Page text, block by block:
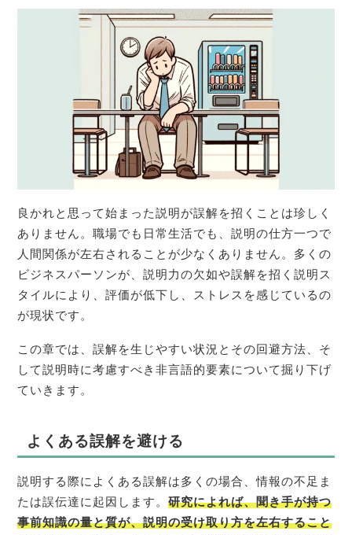
良かれと思って始まった説明が誤解を招くことは珍しく
ありません。職場でも日常生活でも、説明の仕方一つで
人間関係が左右されることが少なくありません。多くの
ビジネスパーソンが、説明力の欠如や誤解を招く説明ス
タイルにより、評価が低下し、ストレスを感じているの
が現状です。
この章では、誤解を生じやすい状況とその回避方法、そ
して説明時に考慮すべき非言語的要素について掘り下げ
ていきます。
よくある誤解を避ける
説明する際によくある誤解は多くの場合、情報の不足ま
たは誤伝達に起因します。研究によれば、聞き手が持つ
事前知識の量と質が、説明の受け取り方を左右すること